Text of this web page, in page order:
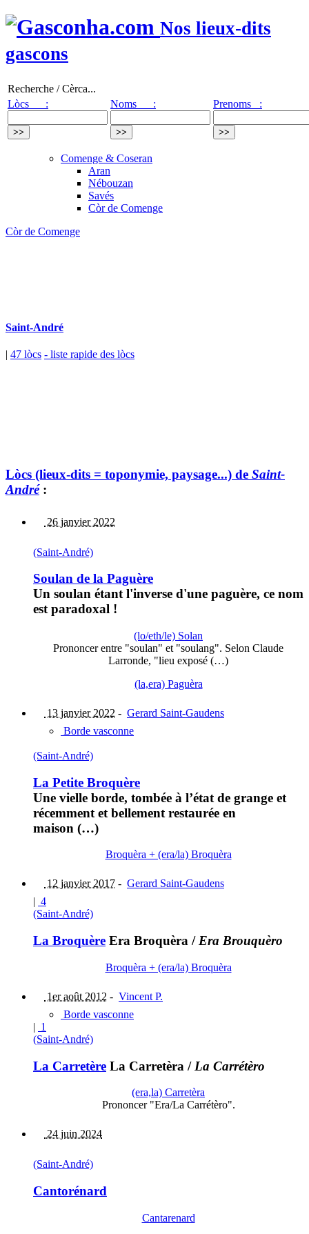
Nos lieux-dits
gascons
Recherche / Cèrca...
Lòcs :
Noms : Prenoms :
Comenge & Coseran
Aran
Nébouzan
Savés
Còr de Comenge
Còr de Comenge
Saint-André
| 47 lòcs - liste rapide des lòcs
Lòcs (lieux-dits = toponymie, paysage...) de Saint-
André:
26 janvier 2022
(Saint-André)
Soulan de la Paguère
Un soulan étant l'inverse d'une paguère, ce nom
est paradoxal !
(lo/eth/le) Solan
Prononcer entre "soulan" et "soulang". Selon Claude
Larronde, "lieu exposé (…)
(la,era) Paguèra
13 janvier 2022 - Gerard Saint-Gaudens
Borde vasconne
(Saint-André)
La Petite Broquère
Une vielle borde, tombée à l’état de grange et
récemment et bellement restaurée en
maison (…)
Broquèra + (era/la) Broquèra
12 janvier 2017 - Gerard Saint-Gaudens
| 4
(Saint-André)
La Broquère Era Broquèra / Era Brouquèro
Broquèra + (era/la) Broquèra
1er août 2012 - Vincent P.
Borde vasconne
| 1
(Saint-André)
La Carretère La Carretèra / La Carrétèro
(era,la) Carretèra
Prononcer "Era/La Carrétèro".
24 juin 2024
(Saint-André)
Cantorénard
Cantarenard